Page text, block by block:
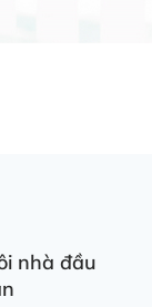
nhà đầu